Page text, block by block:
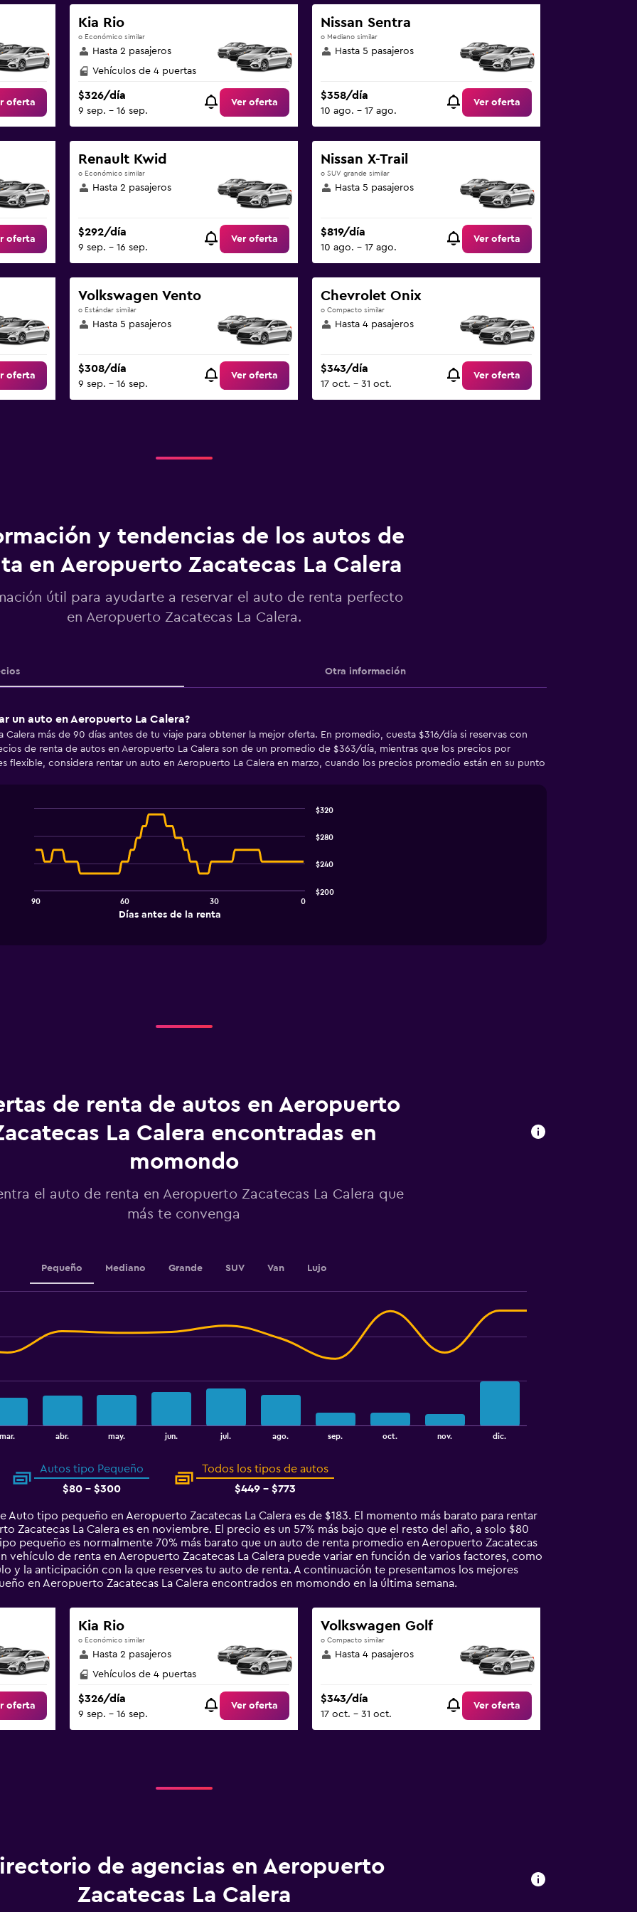
oferta
Kia Rio
o Económico similar
Hasta 2 pasajeros
Vehículos de 4 puertas
$326/día
9 sep. - 16 sep.
Ver oferta
Nissan Sentra
o Mediano similar
Hasta 5 pasajeros
$358/día
10 ago. - 17 ago.
Ver oferta
oferta
Renault Kwid
o Económico similar
Hasta 2 pasajeros
$292/día
9 sep. - 16 sep.
Ver oferta
Nissan X-Trail
o SUV grande similar
Hasta 5 pasajeros
$819/día
10 ago. - 17 ago.
Ver oferta
oferta
Volkswagen Vento
o Estándar similar
Hasta 5 pasajeros
$308/día
9 sep. - 16 sep.
Ver oferta
Chevrolet Onix
o Compacto similar
Hasta 4 pasajeros
$343/día
17 oct. - 31 oct.
Ver oferta
y tendencias de los autos de
en Aeropuerto Zacatecas La Calera
útil para ayudarte a reservar el auto de renta perfecto
en Aeropuerto Zacatecas La Calera.
Otra información
un auto en Aeropuerto La Calera?
Calera más de 90 días antes de tu viaje para obtener la mejor oferta. En promedio, cuesta $316/día si reservas con
de renta de autos en Aeropuerto La Calera son de un promedio de $363/día, mientras que los precios por
flexible, considera rentar un auto en Aeropuerto La Calera en marzo, cuando los precios promedio están en su punto
chart
The
categories.
The
chart
has
displaying
Días antes de la renta
90 60 30 0
$200
$240
$280
$320
de renta de autos en Aeropuerto
La Calera encontradas en
momondo
el auto de renta en Aeropuerto Zacatecas La Calera que
más te convenga
Pequeño Mediano Grande SUV Van Lujo
mar. abr. may. jun. jul. ago. sep. oct. nov. dic.
Autos tipo Pequeño
$80 - $300
Todos los tipos de autos
$449 - $773
Auto tipo pequeño en Aeropuerto Zacatecas La Calera es de $183. El momento más barato para rentar
Zacatecas La Calera es en noviembre. El precio es un 57% más bajo que el resto del año, a solo $80
pequeño es normalmente 70% más barato que un auto de renta promedio en Aeropuerto Zacatecas
vehículo de renta en Aeropuerto Zacatecas La Calera puede variar en función de varios factores, como
y la anticipación con la que reserves tu auto de renta. A continuación te presentamos los mejores
en Aeropuerto Zacatecas La Calera encontrados en momondo en la última semana.
oferta
Kia Rio
o Económico similar
Hasta 2 pasajeros
Vehículos de 4 puertas
$326/día
9 sep. - 16 sep.
Ver oferta
Volkswagen Golf
o Compacto similar
Hasta 4 pasajeros
$343/día
17 oct. - 31 oct.
Ver oferta
de agencias en Aeropuerto
Zacatecas La Calera